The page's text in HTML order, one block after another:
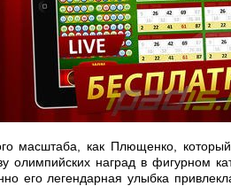
масштаба, как Плющенко,
олимпийских наград в фигурном
его легендарная улыбка